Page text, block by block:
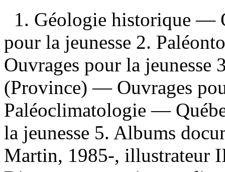
1. Géologie historique —
pour la jeunesse 2.
Ouvrages pour la
(Province) — Ouvrages
Paléoclimatologie —
la jeunesse 5. Albums
Martin, 1985-, illustrateur